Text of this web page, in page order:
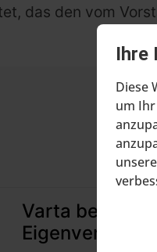
Ihre
Diese
um
das den vom
Varta